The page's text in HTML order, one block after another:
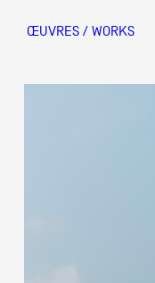
ŒUVRES / WORKS